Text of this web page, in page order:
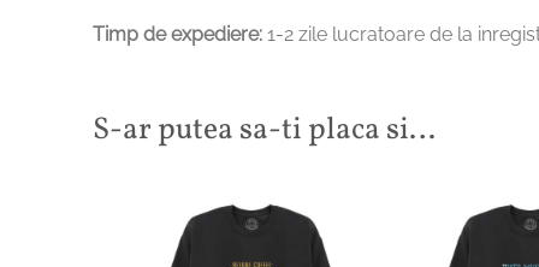
Timp de expediere: 1-2 zile lucratoare de la
S-ar putea sa-ti placa si…